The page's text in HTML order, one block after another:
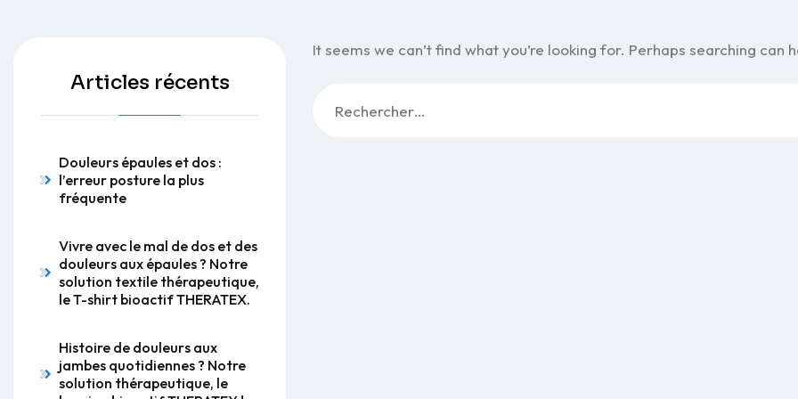
It seems we can’t find what you’re looking for. Perhaps searching can
Articles récents
Douleurs épaules et dos :
l’erreur posture la plus
fréquente
Vivre avec le mal de dos et des
douleurs aux épaules ? Notre
solution textile thérapeutique,
le T-shirt bioactif THERATEX.
Histoire de douleurs aux
jambes quotidiennes ? Notre
solution thérapeutique, le